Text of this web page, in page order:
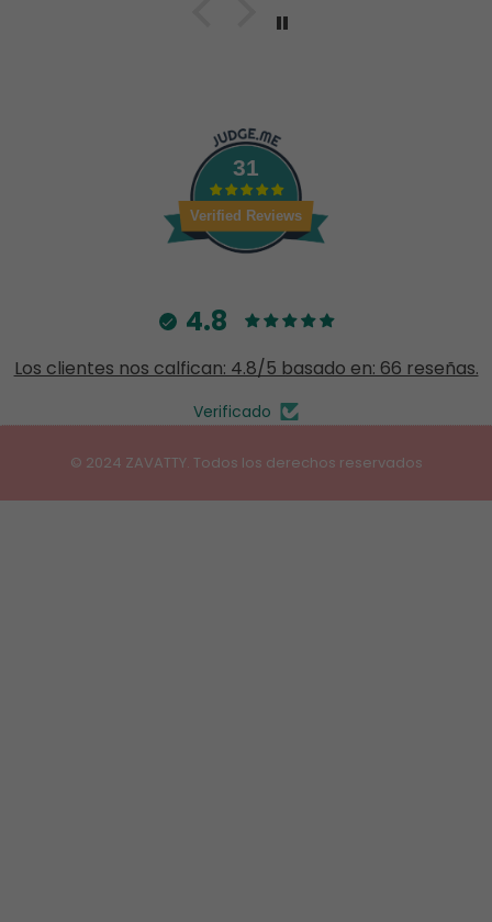
31
Verified Reviews
4.8
Los clientes nos calfican: 4.8/5 basado en: 66 reseñas.
Verificado
© 2024 ZAVATTY. Todos los derechos reservados